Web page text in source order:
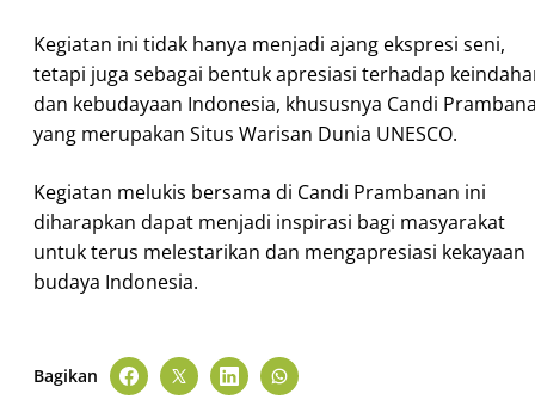
Kegiatan ini tidak hanya menjadi ajang ekspresi seni,
tetapi juga sebagai bentuk apresiasi terhadap
dan kebudayaan Indonesia, khususnya Candi
yang merupakan Situs Warisan Dunia UNESCO.
Kegiatan melukis bersama di Candi Prambanan ini
diharapkan dapat menjadi inspirasi bagi masyarakat
untuk terus melestarikan dan mengapresiasi kekayaan
budaya Indonesia.
Bagikan